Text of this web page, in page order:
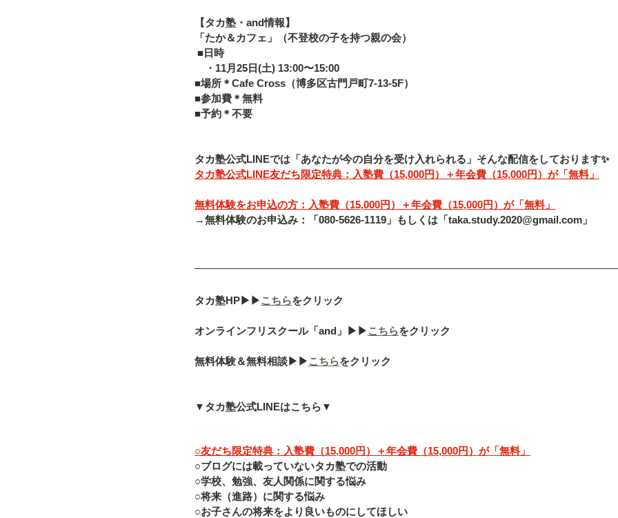
【タカ塾・and情報】
「たか＆カフェ」（不登校の子を持つ親の会）
■日時
・11月25日(土) 13:00〜15:00
■場所＊Cafe Cross（博多区古門戸町7-13-5F）
■参加費＊無料
■予約＊不要
タカ塾公式LINEでは「あなたが今の自分を受け入れられる」そんな配信をしております✨
タカ塾公式LINE友だち限定特典：入塾費（15,000円）＋年会費（15,000円）が「無料」
無料体験をお申込の方：入塾費（15,000円）＋年会費（15,000円）が「無料」
→無料体験のお申込み：「080-5626-1119」もしくは「taka.study.2020@gmail.com」
タカ塾HP▶︎▶︎こちらをクリック
オンラインフリスクール「and」▶︎▶︎こちらをクリック
無料体験＆無料相談▶︎▶︎こちらをクリック
▼タカ塾公式LINEはこちら▼
○友だち限定特典：入塾費（15,000円）＋年会費（15,000円）が「無料」
○ブログには載っていないタカ塾での活動
○学校、勉強、友人関係に関する悩み
○将来（進路）に関する悩み
○お子さんの将来をより良いものにしてほしい